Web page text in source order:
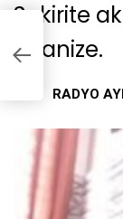
Sekirite
òganize.
RADYO